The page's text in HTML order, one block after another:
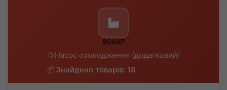
BOGAP
Насос охолодження (додатковий)
Знайдено товарів: 18